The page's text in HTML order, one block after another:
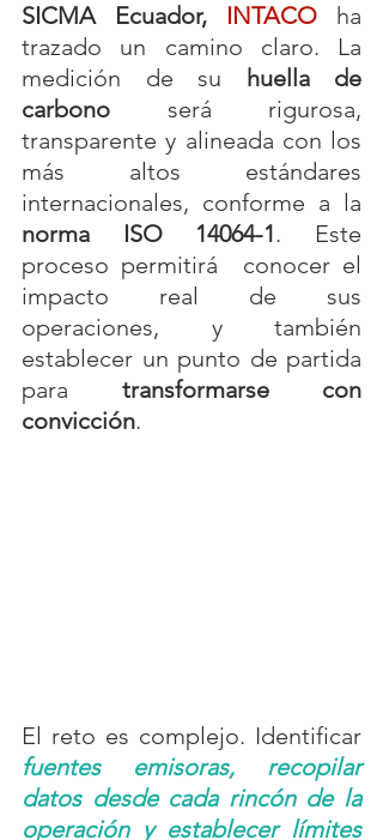
SICMA Ecuador, INTACO
ha
trazado un camino claro. La
medición de su
huella de
carbono será rigurosa,
transparente y alineada con los
más altos estándares
norma ISO 14064-1. Este
proceso permitirá  conocer el
impacto real de sus
operaciones, y también
establecer un punto de partida
para transformarse con
convicción.
fuentes emisoras, recopilar
datos desde cada rincón de la
operación y establecer límites